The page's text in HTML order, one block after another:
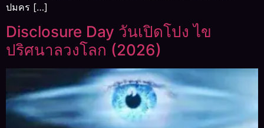
ปมคร […]
Disclosure Day วันเปิดโปง ไข
ปริศนาลวงโลก (2026)